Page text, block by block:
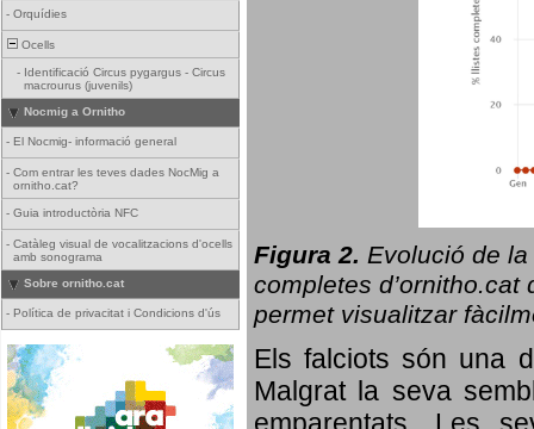
- Orquídies
Ocells
- Identificació Circus pygargus - Circus
macrourus (juvenils)
Nocmig a Ornitho
- El Nocmig- informació general
- Com entrar les teves dades NocMig a
ornitho.cat?
- Guia introductòria NFC
- Catàleg visual de vocalitzacions d'ocells
amb sonograma
Sobre ornitho.cat
- Política de privacitat i Condicions d'ús
Figura 2. Evolució de la
completes d’ornitho.cat
permet visualitzar
Els falciots són una
Malgrat la seva